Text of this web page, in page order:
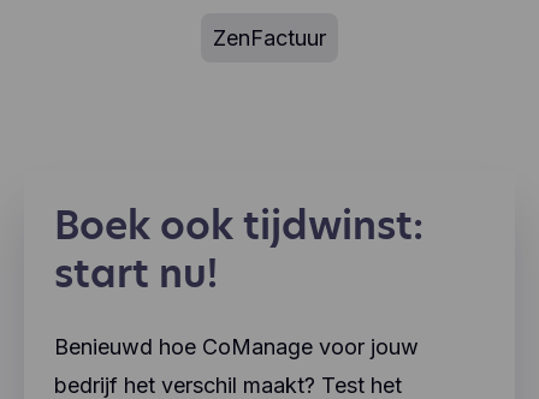
ZenFactuur
Boek ook tijdwinst:
start nu!
Benieuwd hoe CoManage voor jouw
bedrijf het verschil maakt? Test het